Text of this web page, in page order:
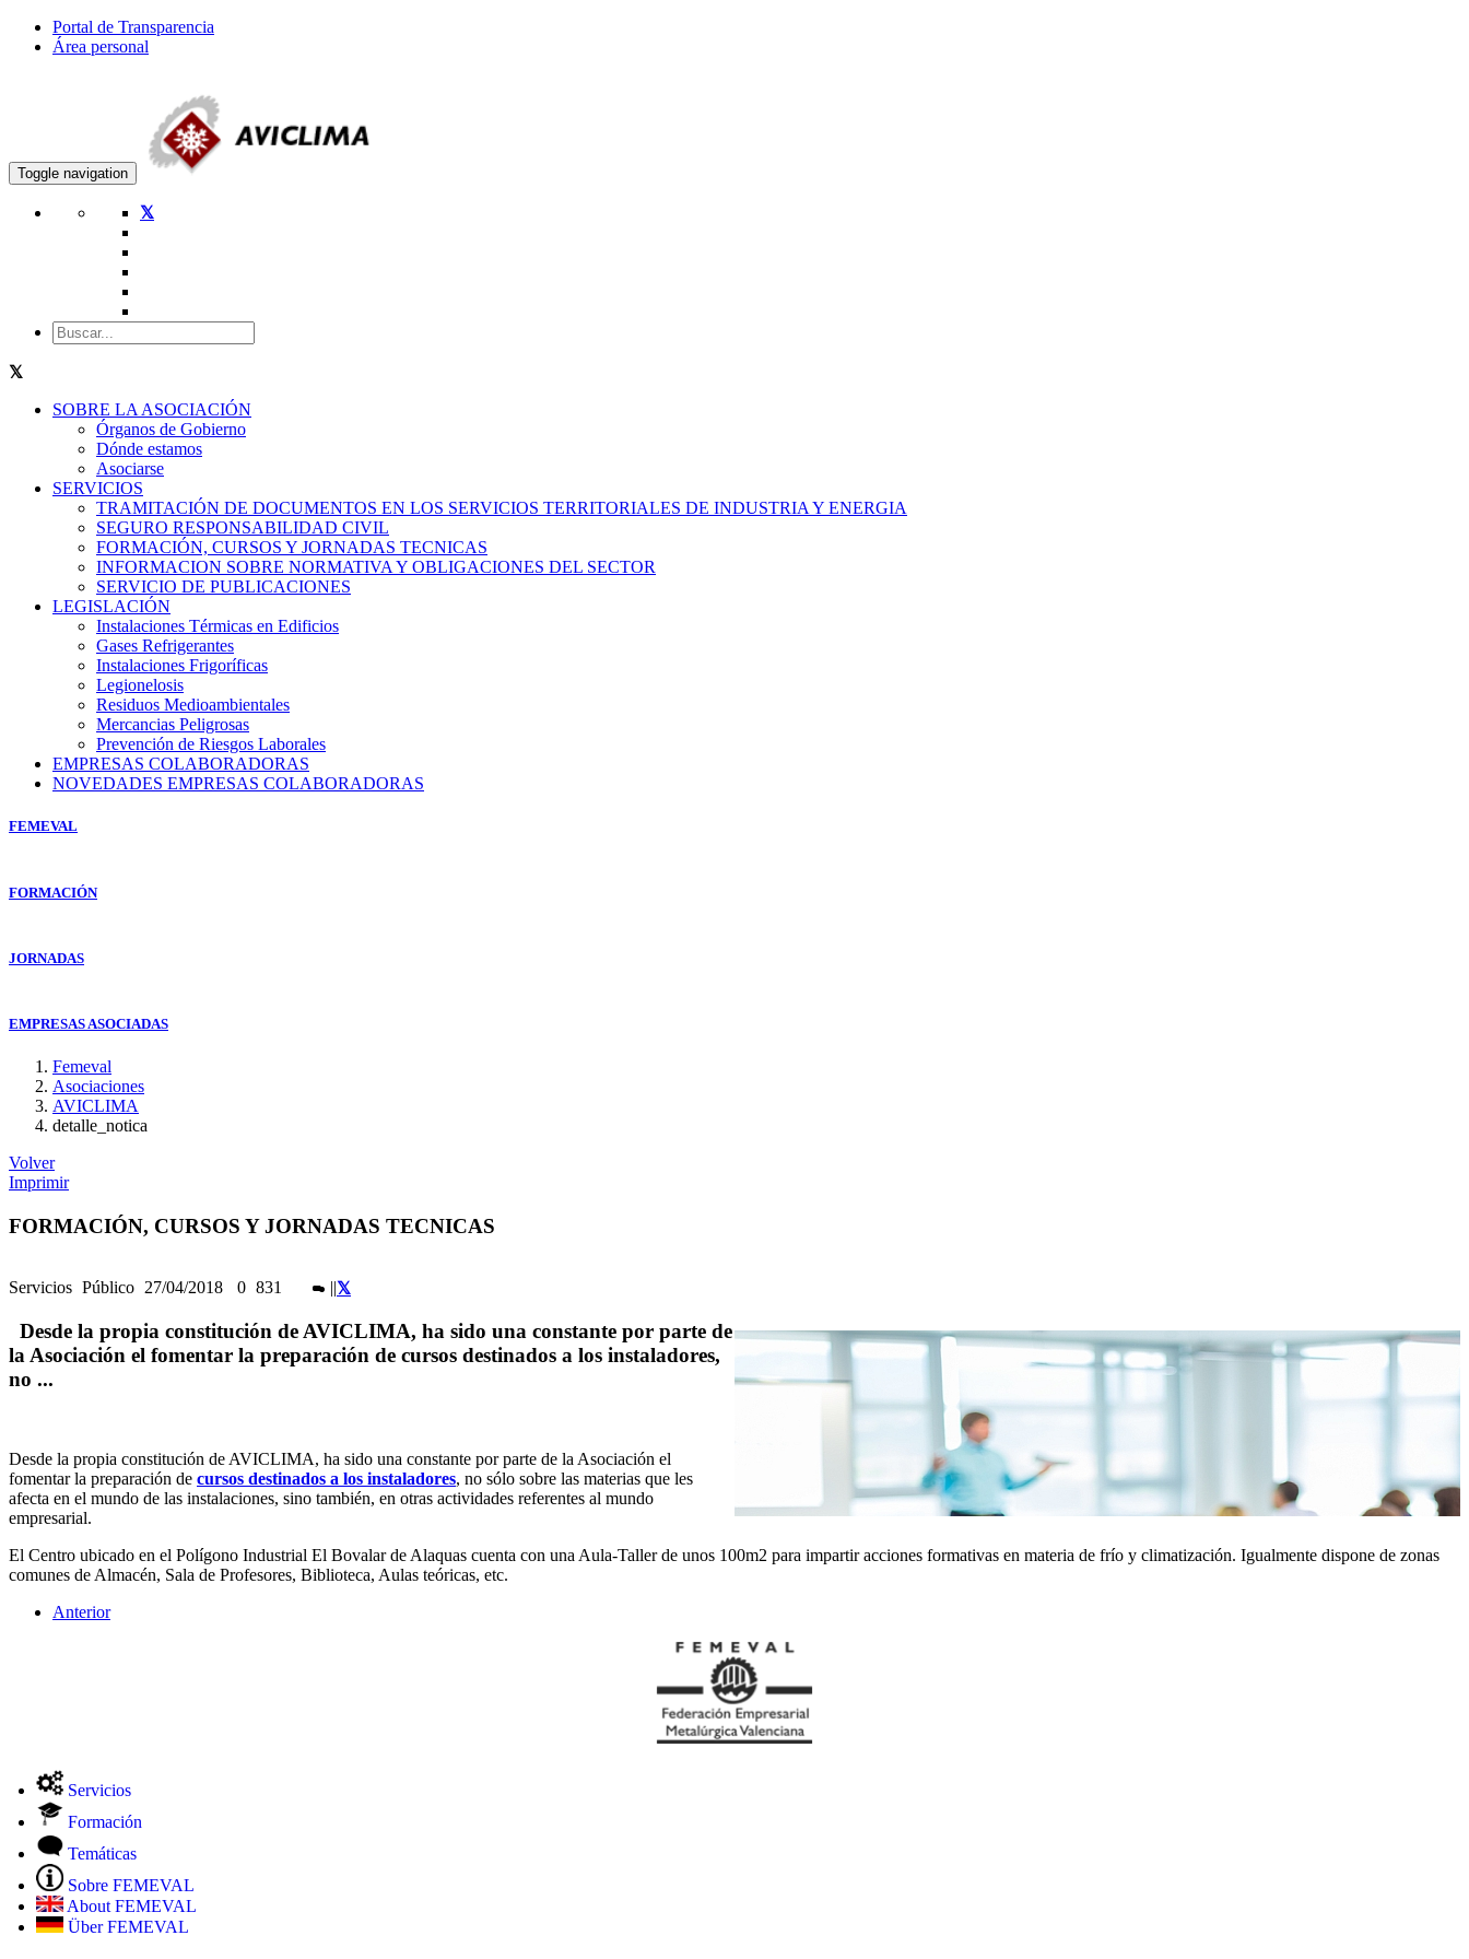
Portal de Transparencia
Área personal
Toggle navigation
SOBRE LA ASOCIACIÓN
Órganos de Gobierno
Dónde estamos
Asociarse
SERVICIOS
TRAMITACIÓN DE DOCUMENTOS EN LOS SERVICIOS TERRITORIALES DE INDUSTRIA Y ENERGIA
SEGURO RESPONSABILIDAD CIVIL
FORMACIÓN, CURSOS Y JORNADAS TECNICAS
INFORMACION SOBRE NORMATIVA Y OBLIGACIONES DEL SECTOR
SERVICIO DE PUBLICACIONES
LEGISLACIÓN
Instalaciones Térmicas en Edificios
Gases Refrigerantes
Instalaciones Frigoríficas
Legionelosis
Residuos Medioambientales
Mercancias Peligrosas
Prevención de Riesgos Laborales
EMPRESAS COLABORADORAS
NOVEDADES EMPRESAS COLABORADORAS
FEMEVAL
FORMACIÓN
JORNADAS
EMPRESAS ASOCIADAS
Femeval
Asociaciones
AVICLIMA
detalle_notica
Volver
Imprimir
FORMACIÓN, CURSOS Y JORNADAS TECNICAS
Servicios Público 27/04/2018 0 831
Desde la propia constitución de AVICLIMA, ha sido una constante por parte de
la Asociación el fomentar la preparación de cursos destinados a los instaladores,
no ...
Desde la propia constitución de AVICLIMA, ha sido una constante por parte de la Asociación el
fomentar la preparación de cursos destinados a los instaladores, no sólo sobre las materias que les
afecta en el mundo de las instalaciones, sino también, en otras actividades referentes al mundo
empresarial.
El Centro ubicado en el Polígono Industrial El Bovalar de Alaquas cuenta con una Aula-Taller de unos 100m2 para impartir acciones formativas en materia de frío y climatización. Igualmente dispone de zonas
comunes de Almacén, Sala de Profesores, Biblioteca, Aulas teóricas, etc.
Anterior
Servicios
Formación
Temáticas
Sobre FEMEVAL
About FEMEVAL
Über FEMEVAL